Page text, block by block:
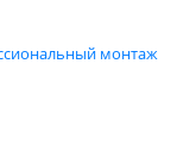
монтаж